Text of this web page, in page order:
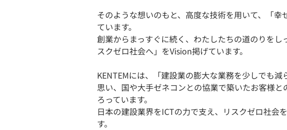
そのような想いのもと、高度な技術を用いて、「
ています。
創業からまっすぐに続く、わたしたちの道のりを
スクゼロ社会へ」をVision掲げています。
KENTEMには、「建設業の膨大な業務を少しでも
思い、国や大手ゼネコンとの協業で築いたお客様
ろっています。
日本の建設業界をICTの力で支え、リスクゼロ社会
す。